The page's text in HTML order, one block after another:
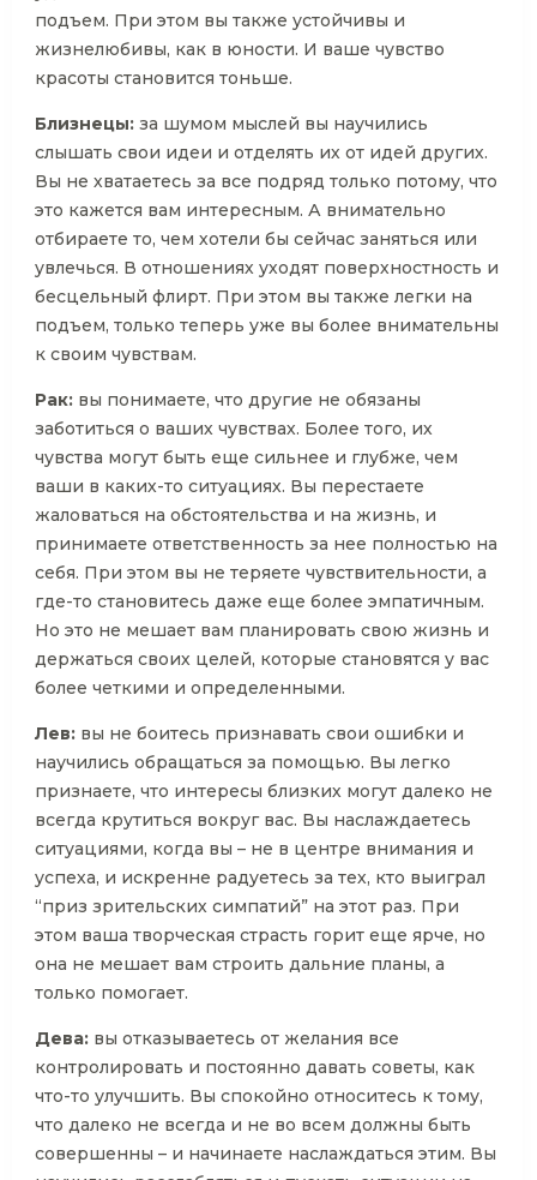
подъем. При этом вы также устойчивы и
жизнелюбивы, как в юности. И ваше чувство
красоты становится тоньше.
Близнецы: за шумом мыслей вы научились
слышать свои идеи и отделять их от идей других.
Вы не хватаетесь за все подряд только потому, что
это кажется вам интересным. А внимательно
отбираете то, чем хотели бы сейчас заняться или
увлечься. В отношениях уходят поверхностность и
бесцельный флирт. При этом вы также легки на
подъем, только теперь уже вы более внимательны
к своим чувствам.
Рак: вы понимаете, что другие не обязаны
заботиться о ваших чувствах. Более того, их
чувства могут быть еще сильнее и глубже, чем
ваши в каких-то ситуациях. Вы перестаете
жаловаться на обстоятельства и на жизнь, и
принимаете ответственность за нее полностью на
себя. При этом вы не теряете чувствительности, а
где-то становитесь даже еще более эмпатичным.
Но это не мешает вам планировать свою жизнь и
держаться своих целей, которые становятся у вас
более четкими и определенными.
Лев: вы не боитесь признавать свои ошибки и
научились обращаться за помощью. Вы легко
признаете, что интересы близких могут далеко не
всегда крутиться вокруг вас. Вы наслаждаетесь
ситуациями, когда вы – не в центре внимания и
успеха, и искренне радуетесь за тех, кто выиграл
“приз зрительских симпатий” на этот раз. При
этом ваша творческая страсть горит еще ярче, но
она не мешает вам строить дальние планы, а
только помогает.
Дева: вы отказываетесь от желания все
контролировать и постоянно давать советы, как
что-то улучшить. Вы спокойно относитесь к тому,
что далеко не всегда и не во всем должны быть
совершенны – и начинаете наслаждаться этим. Вы